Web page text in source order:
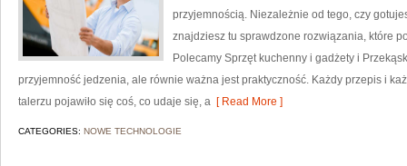
przyjemnością. Niezależnie od tego, czy
znajdziesz tu sprawdzone rozwiązania, które
Polecamy Sprzęt kuchenny i gadżety i
przyjemność jedzenia, ale równie ważna jest praktyczność. Każdy przepis i
talerzu pojawiło się coś, co udaje się, a [ Read More ]
CATEGORIES: NOWE TECHNOLOGIE